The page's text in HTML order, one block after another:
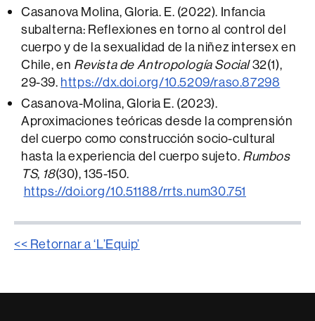
Casanova Molina, Gloria. E. (2022). Infancia
subalterna: Reflexiones en torno al control del
cuerpo y de la sexualidad de la niñez intersex en
Chile, en Revista de Antropología Social32(1),
29-39. https://dx.doi.org/10.5209/raso.87298
Casanova-Molina, Gloria E. (2023).
Aproximaciones teóricas desde la comprensión
del cuerpo como construcción socio-cultural
hasta la experiencia del cuerpo sujeto. Rumbos
TS, 18(30), 135-150.
https://doi.org/10.51188/rrts.num30.751
<< Retornar a ‘L’Equip’